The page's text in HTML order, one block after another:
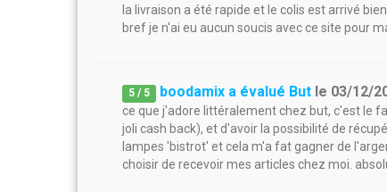
la livraison a été rapide et le colis est arrivé
bref je n'ai eu aucun soucis avec ce site pour
5 / 5 boodamix a évalué But le 03/12/
ce que j'adore littéralement chez but, c'est le
joli cash back), et d'avoir la possibilité de
lampes 'bistrot' et cela m'a fat gagner de
choisir de recevoir mes articles chez moi.